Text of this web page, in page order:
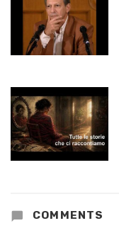
COMMENTS